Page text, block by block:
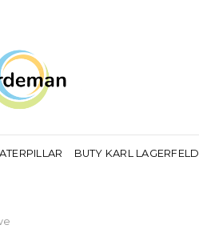
BUTY KARL LAGERFELD